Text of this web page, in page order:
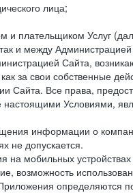
лица;
и плательщиком Услуг
и между
Сайта,
за свои собственные
Сайта. Все права,
Условиями,
информации о
не допускается.
мобильных
возможность
определяются